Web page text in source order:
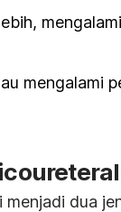
mengalami
dua